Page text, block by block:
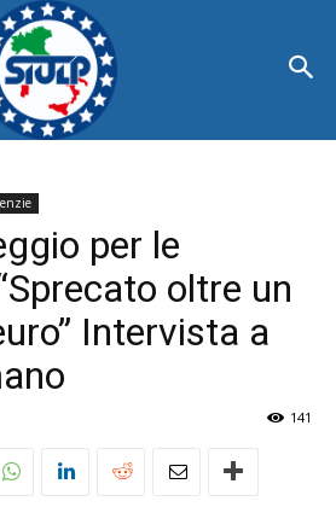
per le
oltre un
Intervista a
141